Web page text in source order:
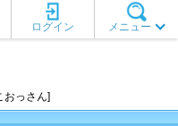
メニュー
ログイン
おっさん]